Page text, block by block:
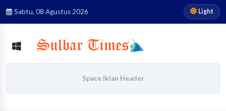
Sabtu, 08 Agustus 2026 Light
Space Iklan Header